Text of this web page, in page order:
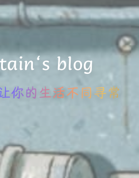
blog
你的生活不同寻常